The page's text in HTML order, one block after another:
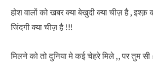
होश वालों को खबर क्या बेखुदी क्या चीज़ है , इश्क़
जिंदगी क्या चीज़ है !!!
मिलने को तो दुनिया मे कई चेहरे मिले ,, पर तुम